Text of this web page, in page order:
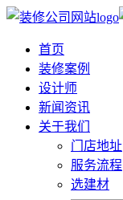
首页
装修案例
设计师
新闻资讯
关于我们
门店地址
服务流程
选建材